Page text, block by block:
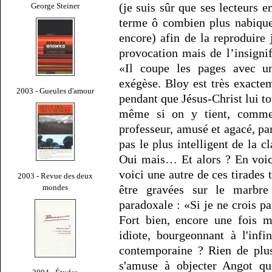
George Steiner
2003 - Gueules d'amour
2003 - Revue des deux
mondes
(je suis sûr que ses lecteurs
terme ô combien plus
encore) afin de la reproduire
provocation mais de
«Il coupe les pages avec
exégèse. Bloy est très
pendant que Jésus-Christ lui
même si on y tient,
professeur, amusé et agacé,
pas le plus intelligent de la
Oui mais… Et alors ? En
voici une autre de ces tirades
être gravées sur le
paradoxale : «Si je ne crois
Fort bien, encore une fois
idiote, bourgeonnant à
contemporaine ? Rien de
s'amuse à objecter Angot